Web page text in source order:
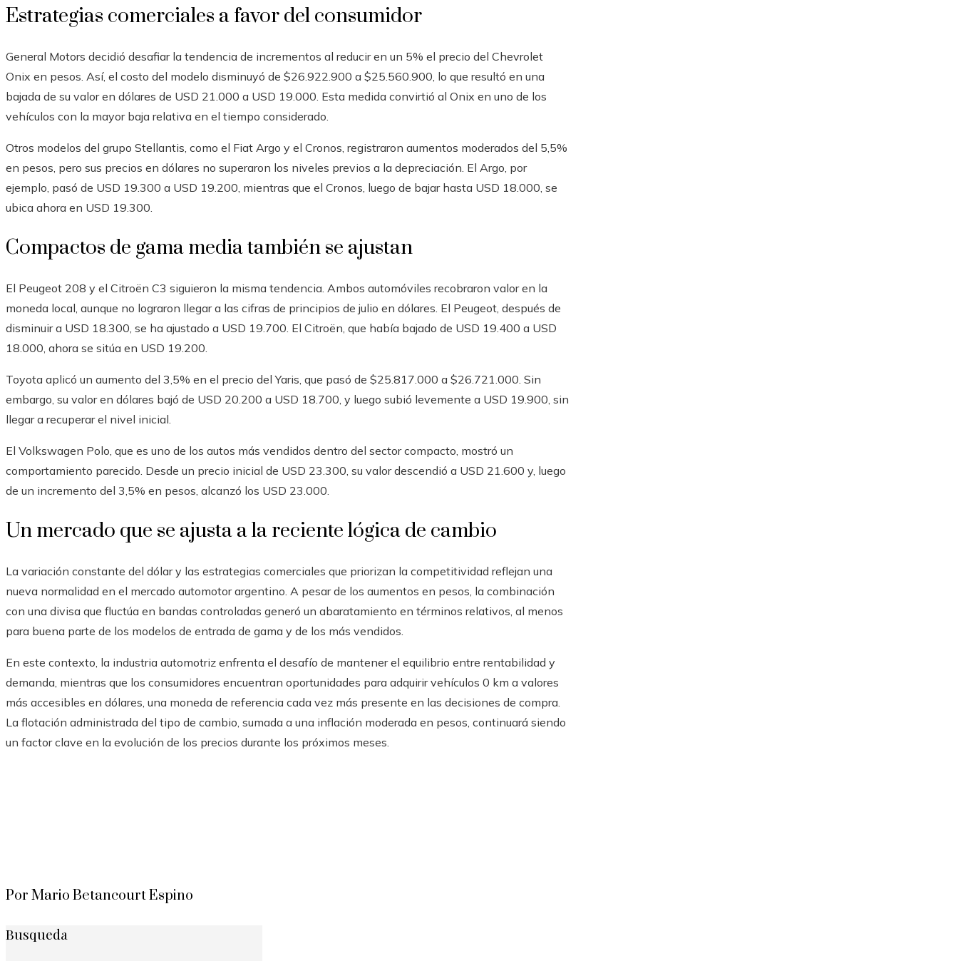
Estrategias comerciales a favor del consumidor
General Motors decidió desafiar la tendencia de incrementos al reducir en un 5% el precio del Chevrolet
Onix en pesos. Así, el costo del modelo disminuyó de $26.922.900 a $25.560.900, lo que resultó en una
bajada de su valor en dólares de USD 21.000 a USD 19.000. Esta medida convirtió al Onix en uno de los
vehículos con la mayor baja relativa en el tiempo considerado.
Otros modelos del grupo Stellantis, como el Fiat Argo y el Cronos, registraron aumentos moderados del 5,5%
en pesos, pero sus precios en dólares no superaron los niveles previos a la depreciación. El Argo, por
ejemplo, pasó de USD 19.300 a USD 19.200, mientras que el Cronos, luego de bajar hasta USD 18.000, se
ubica ahora en USD 19.300.
Compactos de gama media también se ajustan
El Peugeot 208 y el Citroën C3 siguieron la misma tendencia. Ambos automóviles recobraron valor en la
moneda local, aunque no lograron llegar a las cifras de principios de julio en dólares. El Peugeot, después de
disminuir a USD 18.300, se ha ajustado a USD 19.700. El Citroën, que había bajado de USD 19.400 a USD
18.000, ahora se sitúa en USD 19.200.
Toyota aplicó un aumento del 3,5% en el precio del Yaris, que pasó de $25.817.000 a $26.721.000. Sin
embargo, su valor en dólares bajó de USD 20.200 a USD 18.700, y luego subió levemente a USD 19.900, sin
llegar a recuperar el nivel inicial.
El Volkswagen Polo, que es uno de los autos más vendidos dentro del sector compacto, mostró un
comportamiento parecido. Desde un precio inicial de USD 23.300, su valor descendió a USD 21.600 y, luego
de un incremento del 3,5% en pesos, alcanzó los USD 23.000.
Un mercado que se ajusta a la reciente lógica de cambio
La variación constante del dólar y las estrategias comerciales que priorizan la competitividad reflejan una
nueva normalidad en el mercado automotor argentino. A pesar de los aumentos en pesos, la combinación
con una divisa que fluctúa en bandas controladas generó un abaratamiento en términos relativos, al menos
para buena parte de los modelos de entrada de gama y de los más vendidos.
En este contexto, la industria automotriz enfrenta el desafío de mantener el equilibrio entre rentabilidad y
demanda, mientras que los consumidores encuentran oportunidades para adquirir vehículos 0 km a valores
más accesibles en dólares, una moneda de referencia cada vez más presente en las decisiones de compra.
La flotación administrada del tipo de cambio, sumada a una inflación moderada en pesos, continuará siendo
un factor clave en la evolución de los precios durante los próximos meses.
Por Mario Betancourt Espino
Busqueda